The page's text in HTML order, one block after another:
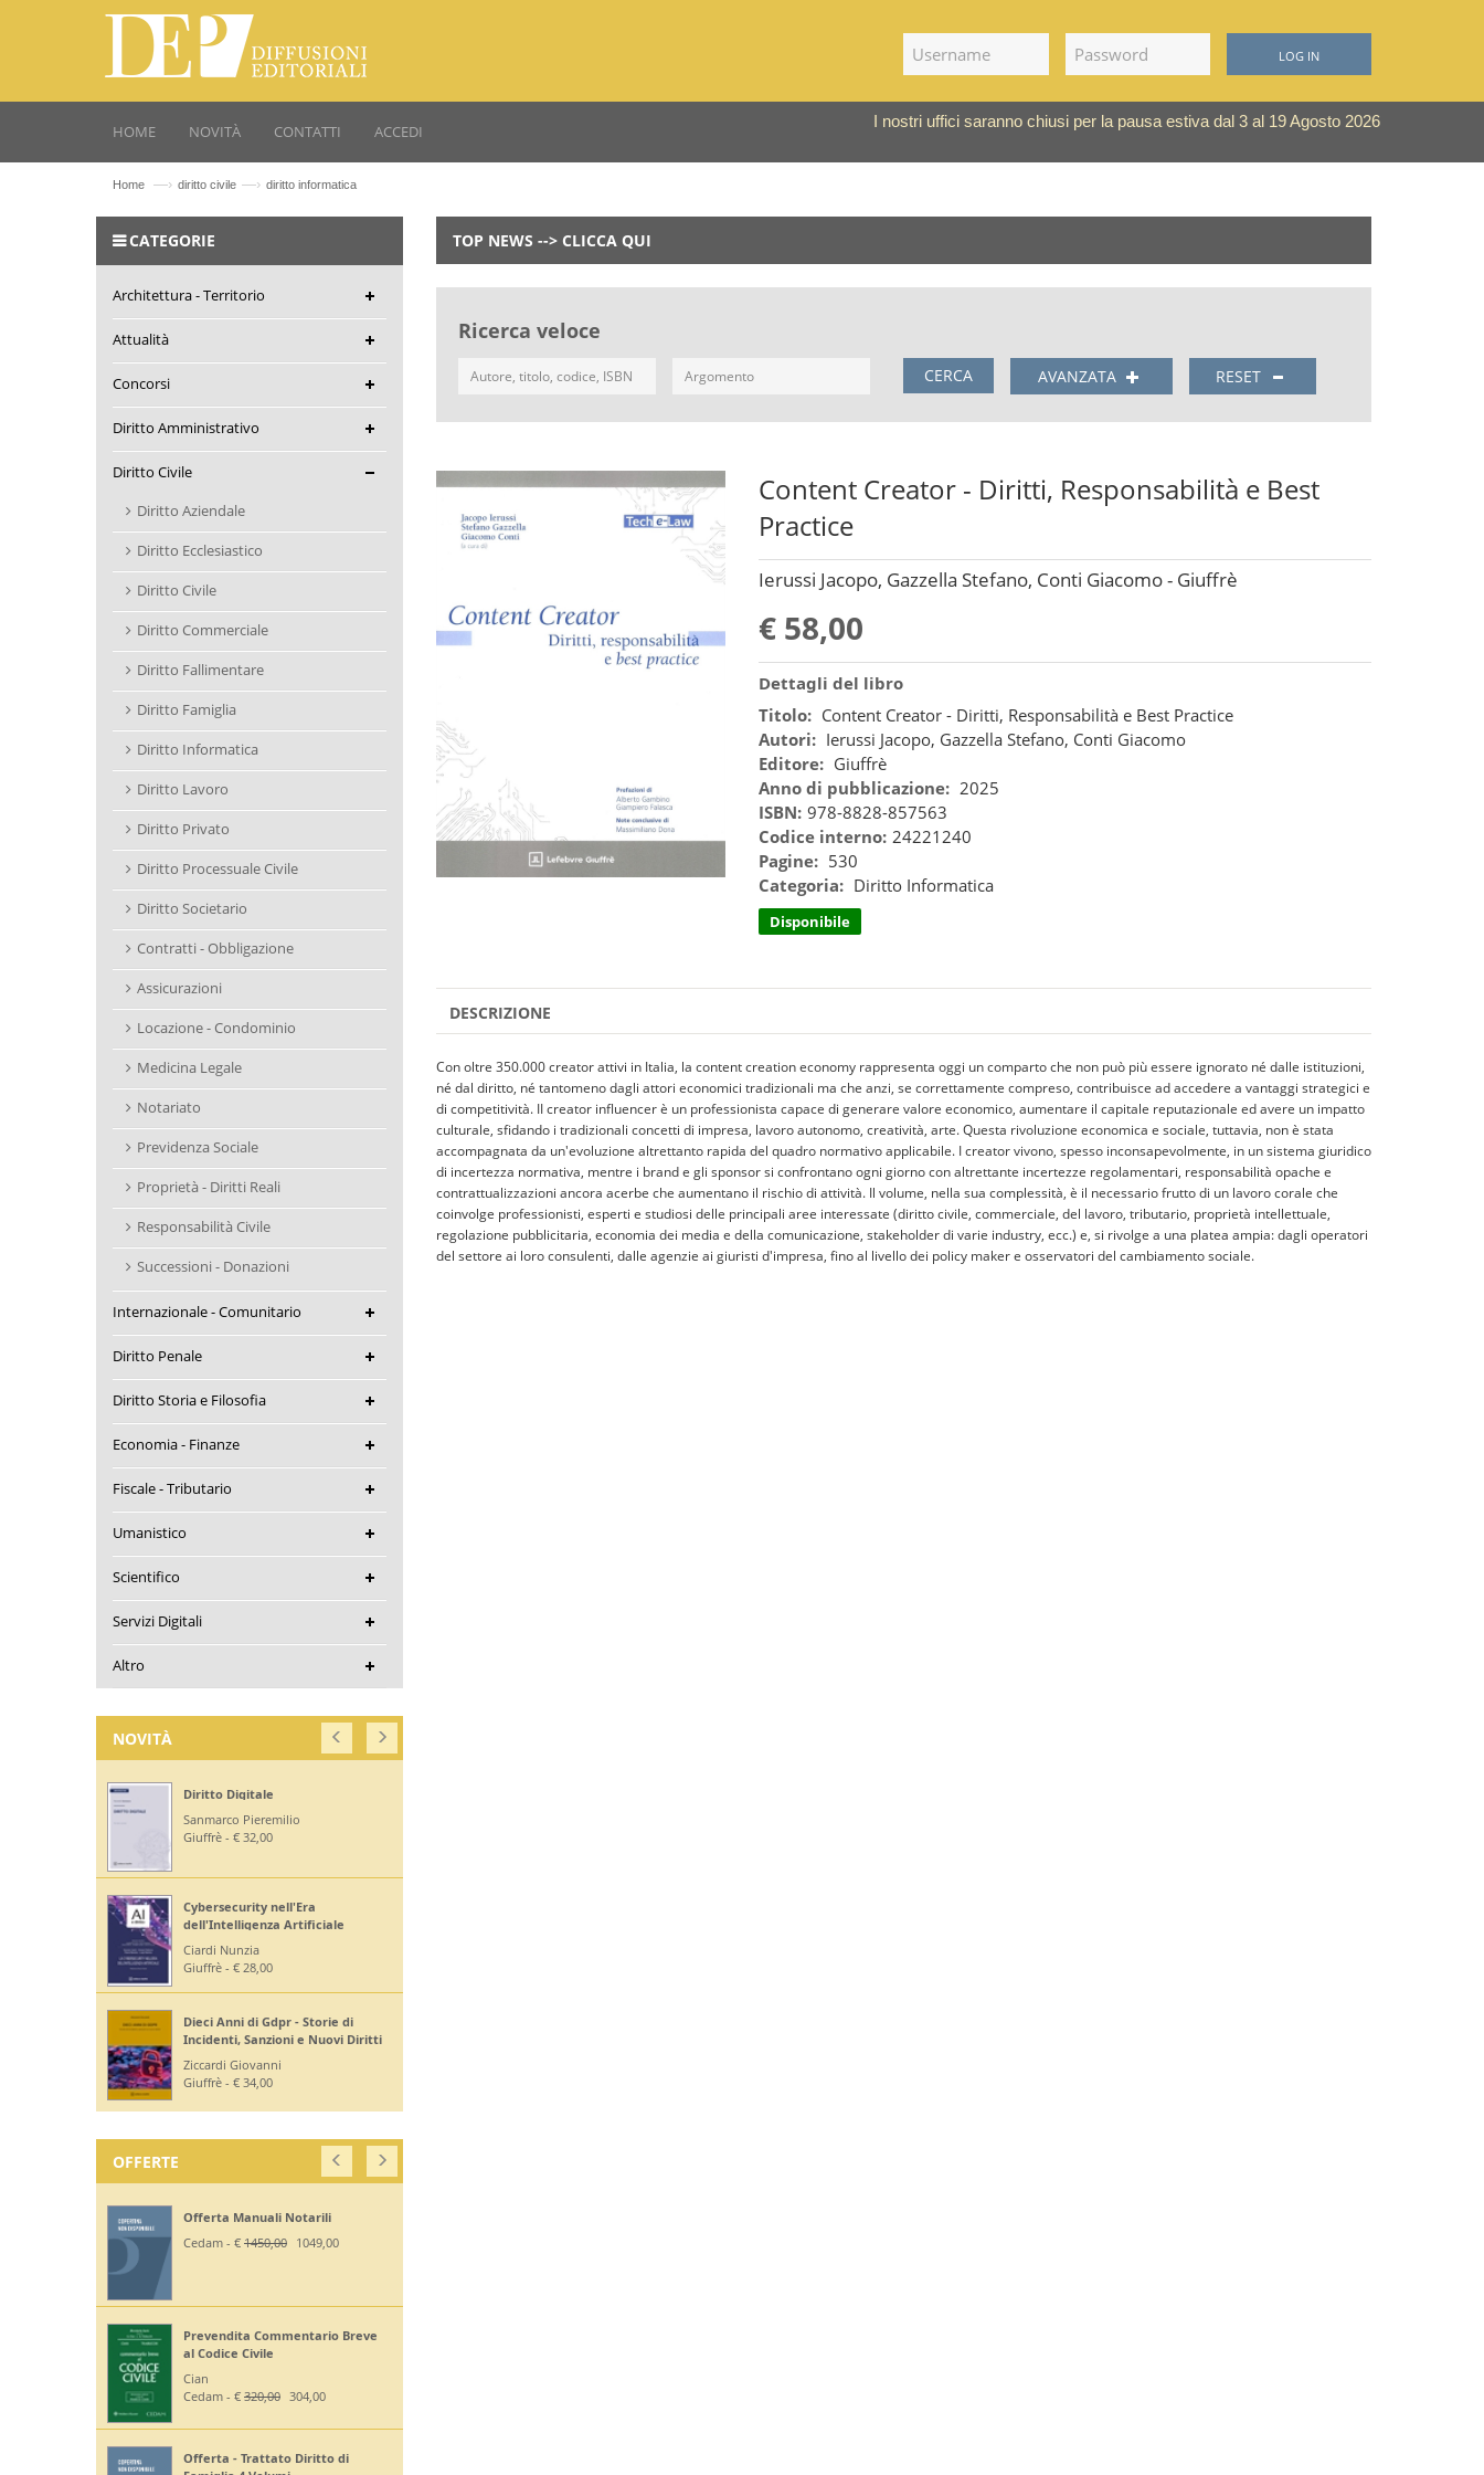
LOG IN
HOME NOVITÀ CONTATTI ACCEDI
I nostri uffici saranno chiusi per la pausa estiva dal 3 al 19 Agosto 2026
Home —› diritto civile —› diritto informatica
TOP NEWS --> CLICCA QUI
Ricerca veloce
CERCA AVANZATA RESET
Content Creator - Diritti, Responsabilità e Best
Practice
Ierussi Jacopo, Gazzella Stefano, Conti Giacomo - Giuffrè
€ 58,00
Dettagli del libro
Titolo: Content Creator - Diritti, Responsabilità e Best Practice
Autori: Ierussi Jacopo, Gazzella Stefano, Conti Giacomo
Editore: Giuffrè
Anno di pubblicazione: 2025
ISBN: 978-8828-857563
Codice interno: 24221240
Pagine: 530
Categoria: Diritto Informatica
Disponibile
DESCRIZIONE
Con oltre 350.000 creator attivi in Italia, la content creation economy rappresenta oggi un comparto che non può più essere ignorato né dalle istituzioni,
né dal diritto, né tantomeno dagli attori economici tradizionali ma che anzi, se correttamente compreso, contribuisce ad accedere a vantaggi strategici e
di competitività. II creator influencer è un professionista capace di generare valore economico, aumentare il capitale reputazionale ed avere un impatto
culturale, sfidando i tradizionali concetti di impresa, lavoro autonomo, creatività, arte. Questa rivoluzione economica e sociale, tuttavia, non è stata
accompagnata da un'evoluzione altrettanto rapida del quadro normativo applicabile. I creator vivono, spesso inconsapevolmente, in un sistema giuridico
di incertezza normativa, mentre i brand e gli sponsor si confrontano ogni giorno con altrettante incertezze regolamentari, responsabilità opache e
contrattualizzazioni ancora acerbe che aumentano il rischio di attività. Il volume, nella sua complessità, è il necessario frutto di un lavoro corale che
coinvolge professionisti, esperti e studiosi delle principali aree interessate (diritto civile, commerciale, del lavoro, tributario, proprietà intellettuale,
regolazione pubblicitaria, economia dei media e della comunicazione, stakeholder di varie industry, ecc.) e, si rivolge a una platea ampia: dagli operatori
del settore ai loro consulenti, dalle agenzie ai giuristi d'impresa, fino al livello dei policy maker e osservatori del cambiamento sociale.
CATEGORIE
Architettura - Territorio
Attualità
Concorsi
Diritto Amministrativo
Diritto Civile
Diritto Aziendale
Diritto Ecclesiastico
Diritto Civile
Diritto Commerciale
Diritto Fallimentare
Diritto Famiglia
Diritto Informatica
Diritto Lavoro
Diritto Privato
Diritto Processuale Civile
Diritto Societario
Contratti - Obbligazione
Assicurazioni
Locazione - Condominio
Medicina Legale
Notariato
Previdenza Sociale
Proprietà - Diritti Reali
Responsabilità Civile
Successioni - Donazioni
Internazionale - Comunitario
Diritto Penale
Diritto Storia e Filosofia
Economia - Finanze
Fiscale - Tributario
Umanistico
Scientifico
Servizi Digitali
Altro
NOVITÀ
Diritto Digitale
Sanmarco Pieremilio
Giuffrè - € 32,00
Cybersecurity nell'Era
dell'Intelligenza Artificiale
Ciardi Nunzia
Giuffrè - € 28,00
Dieci Anni di Gdpr - Storie di
Incidenti, Sanzioni e Nuovi Diritti
Ziccardi Giovanni
Giuffrè - € 34,00
OFFERTE
Offerta Manuali Notarili
Cedam - € 1450,00 1049,00
Prevendita Commentario Breve
al Codice Civile
Cian
Cedam - € 320,00 304,00
Offerta - Trattato Diritto di